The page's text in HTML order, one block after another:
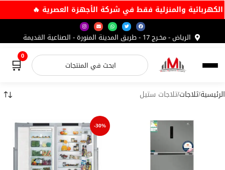
والمنزلية فقط في شركة الأجهزة العصرية 🔥
الرياض - مخـرج 17 - طريق المدينة المنورة - الصناعية القديمة
🛒0
الرئيسيةثلاجاتتلاجات ستيل
-30%